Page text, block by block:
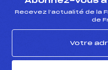
Recevez l’actualité de la
de